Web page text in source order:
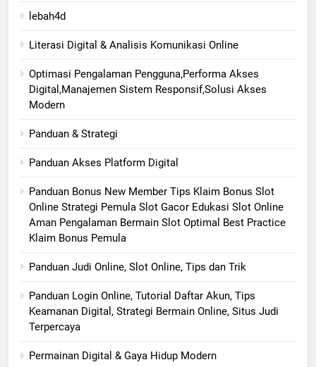
lebah4d
Literasi Digital & Analisis Komunikasi Online
Optimasi Pengalaman Pengguna,Performa Akses
Digital,Manajemen Sistem Responsif,Solusi Akses
Modern
Panduan & Strategi
Panduan Akses Platform Digital
Panduan Bonus New Member Tips Klaim Bonus Slot
Online Strategi Pemula Slot Gacor Edukasi Slot Online
Aman Pengalaman Bermain Slot Optimal Best Practice
Klaim Bonus Pemula
Panduan Judi Online, Slot Online, Tips dan Trik
Panduan Login Online, Tutorial Daftar Akun, Tips
Keamanan Digital, Strategi Bermain Online, Situs Judi
Terpercaya
Permainan Digital & Gaya Hidup Modern